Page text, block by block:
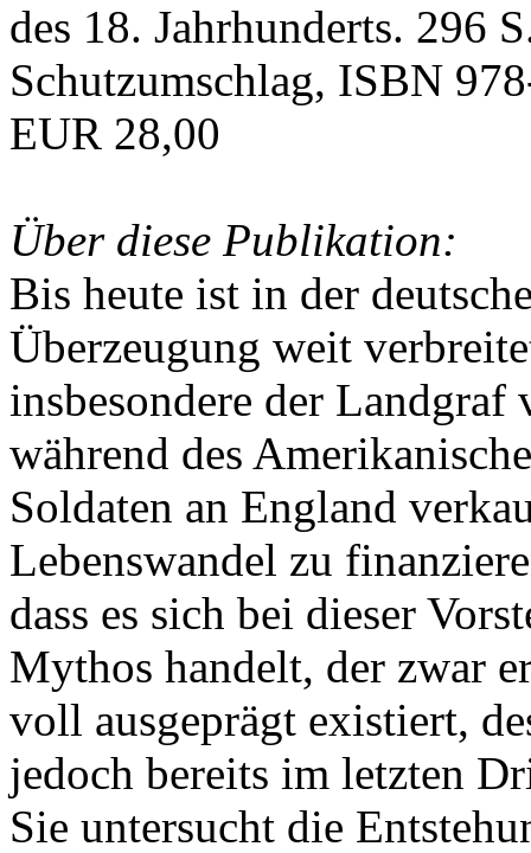
des 18. Jahrhunderts. 296
Schutzumschlag, ISBN
EUR 28,00
Über diese Publikation:
Bis heute ist in der
Überzeugung weit
insbesondere der Landgraf
während des
Soldaten an England
Lebenswandel zu
dass es sich bei dieser
Mythos handelt, der zwar
voll ausgeprägt existiert,
jedoch bereits im letzten
Sie untersucht die